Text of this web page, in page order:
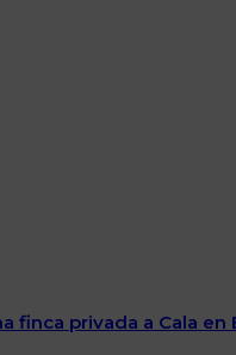
finca privada a Cala